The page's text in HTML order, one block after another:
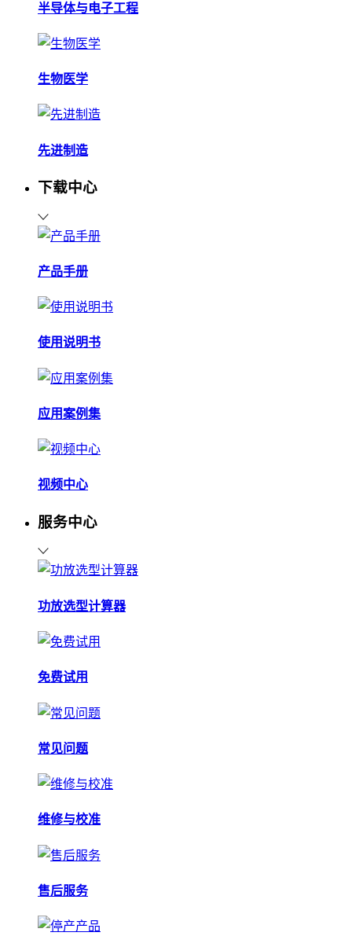
半导体与电子工程
生物医学
先进制造
下载中心
产品手册
使用说明书
应用案例集
视频中心
服务中心
功放选型计算器
免费试用
常见问题
维修与校准
售后服务